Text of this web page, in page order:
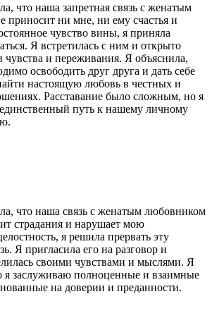
что наша запретная связь с женатым
приносит ни мне, ни ему счастья и
чувство вины, я приняла
Я встретилась с ним и открыто
чувства и переживания. Я объяснила,
освободить друг друга и дать себе
настоящую любовь в честных и
Расставание было сложным, но я
единственный путь к нашему личному
что наша связь с женатым любовником
страдания и нарушает мою
я решила прервать эту
Я пригласила его на разговор и
своими чувствами и мыслями. Я
я заслуживаю полноценные и взаимные
на доверии и преданности.